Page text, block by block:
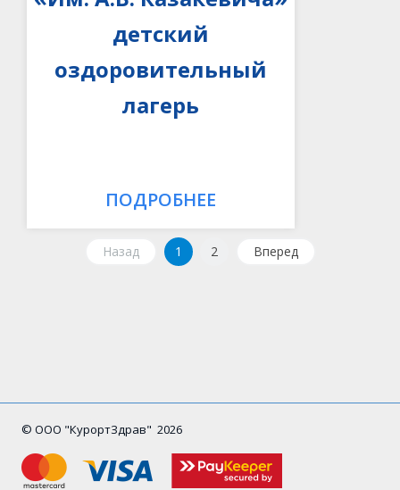
детский
оздоровительный
лагерь
ПОДРОБНЕЕ
Назад 1 2 Вперед
© ООО "КурортЗдрав" 2026